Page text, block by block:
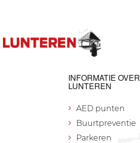
INFORMATIE OVER
LUNTEREN
AED punten
Buurtpreventie
Parkeren